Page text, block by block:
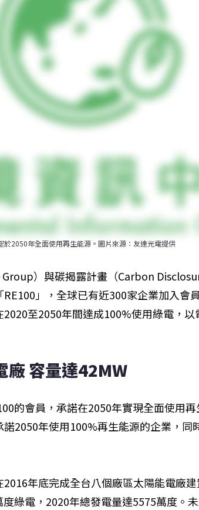
於2050年全面使用再生能源。圖片來源：友達光電提供
）與碳揭露計畫（Carbon
」，全球已有近300家企業加入會
至2050年間達成100%使用綠電，
廠 容量達42MW
的會員，承諾在2050年實現全面使用
2050年使用100%再生能源的企業，同
2016年底完成全台八個廠區太陽能電廠
綠電，2020年總發電量達5575萬度。